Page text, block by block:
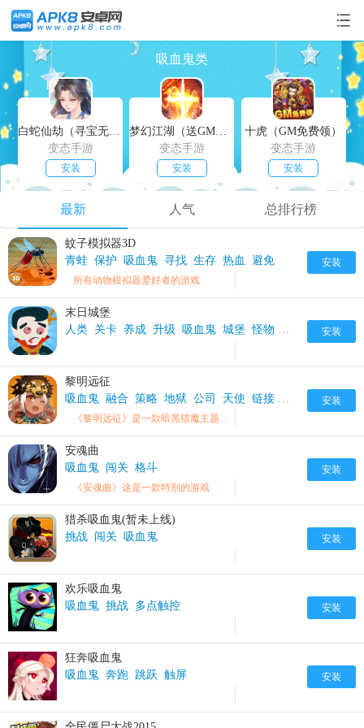
吸血鬼类
白蛇仙劫（寻宝无限真充）
变态手游
安装
梦幻江湖（送GM特权）
变态手游
安装
十虎（GM免费领）
变态手游
安装
最新 人气 总排行榜
安装
蚊子模拟器3D
青蛙 保护 吸血鬼 寻找 生存 热血 避免
所有动物模拟器爱好者的游戏
安装
末日城堡
人类 关卡 养成 升级 吸血鬼 城堡 怪物 挑战 操作 策略
安装
黎明远征
吸血鬼 融合 策略 地狱 公司 天使 链接 揭秘
《黎明远征》是一款暗黑猎魔主题奇幻放置手游。
安装
安魂曲
吸血鬼 闯关 格斗
《安魂曲》这是一款特别的游戏
安装
猎杀吸血鬼(暂未上线)
挑战 闯关 吸血鬼
安装
欢乐吸血鬼
吸血鬼 挑战 多点触控
安装
狂奔吸血鬼
吸血鬼 奔跑 跳跃 触屏